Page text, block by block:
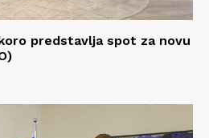
predstavlja spot za novu